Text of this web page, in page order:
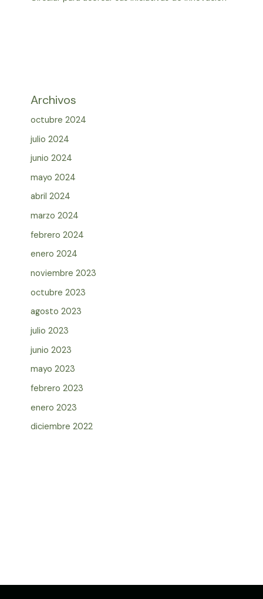
Archivos
octubre 2024
julio 2024
junio 2024
mayo 2024
abril 2024
marzo 2024
febrero 2024
enero 2024
noviembre 2023
octubre 2023
agosto 2023
julio 2023
junio 2023
mayo 2023
febrero 2023
enero 2023
diciembre 2022